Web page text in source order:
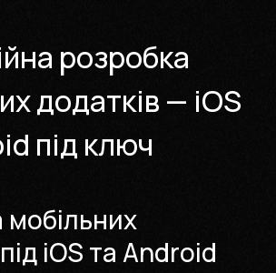
розробка
додатків — iOS
під ключ
мобільних
iOS та Android